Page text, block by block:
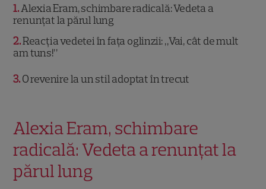
1 Alexia Eram, schimbare radicală: Vedeta a
renunțat la părul lung
2 Reacția vedetei în fața oglinzii: „Vai, cât de mult
am tuns!”
3 O revenire la un stil adoptat în trecut
Alexia Eram, schimbare
radicală: Vedeta a renunțat la
părul lung